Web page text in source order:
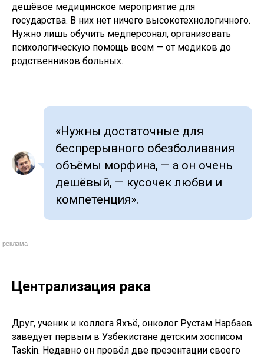
дешёвое медицинское мероприятие для
государства. В них нет ничего высокотехнологичного.
Нужно лишь обучить медперсонал, организовать
психологическую помощь всем — от медиков до
родственников больных.
«Нужны достаточные для
беспрерывного обезболивания
объёмы морфина, — а он очень
дешёвый, — кусочек любви и
компетенция».
реклама
Централизация рака
Друг, ученик и коллега Яхъё, онколог Рустам Нарбаев
заведует первым в Узбекистане детским хосписом
Taskin. Недавно он провёл две презентации своего